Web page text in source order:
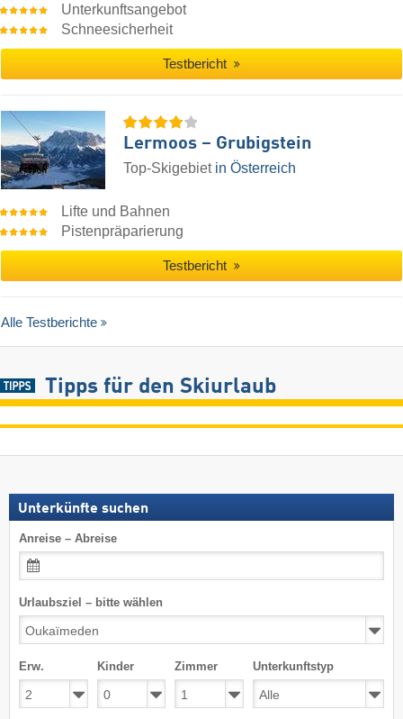
Unterkunftsangebot
Schneesicherheit
Testbericht
Lermoos – Grubigstein
Top-Skigebiet in Österreich
Lifte und Bahnen
Pistenpräparierung
Testbericht
Alle Testberichte
Tipps für den Skiurlaub
Unterkünfte suchen
Anreise – Abreise
Urlaubsziel – bitte wählen
Erw. Kinder Zimmer Unterkunftstyp